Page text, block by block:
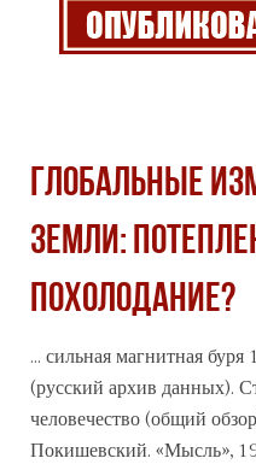
ГЛОБАЛЬНЫЕ
ЗЕМЛИ:
ПОХОЛОДАНИЕ?
... сильная магнитная
(русский архив данных).
человечество (общий
Покишевский. «Мысль»,